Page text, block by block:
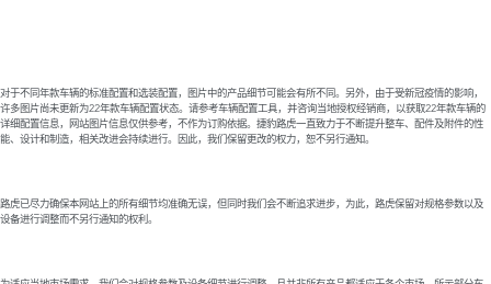
对于不同年款车辆的标准配置和选装配置，图片中的产品细节可能会有所不同。另外，由于受新冠疫情的影响，
许多图片尚未更新为22年款车辆配置状态。请参考车辆配置工具，并咨询当地授权经销商，以获取22年款车辆的
详细配置信息，网站图片信息仅供参考，不作为订购依据。捷豹路虎一直致力于不断提升整车、配件及附件的性
能、设计和制造，相关改进会持续进行。因此，我们保留更改的权力，恕不另行通知。
路虎已尽力确保本网站上的所有细节均准确无误，但同时我们会不断追求进步，为此，路虎保留对规格参数以及
设备进行调整而不另行通知的权利。